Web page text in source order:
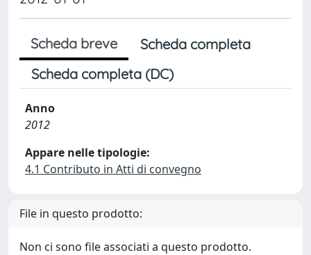
Scheda breve
Scheda completa
Scheda completa (DC)
Anno
2012
Appare nelle tipologie:
4.1 Contributo in Atti di convegno
File in questo prodotto:
Non ci sono file associati a questo prodotto.